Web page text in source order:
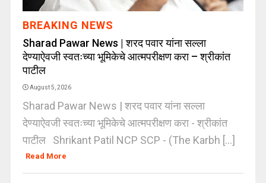
BREAKING NEWS
Sharad Pawar News | शरद पवार यांना सल्ला
देण्याऐवजी स्वतःच्या भूमिकेचे आत्मपरीक्षण करा – श्रीकांत
पाटील
August 5, 2026
Sharad Pawar News | शरद पवार यांना सल्ला
देण्याऐवजी स्वतःच्या भूमिकेचे आत्मपरीक्षण करा - श्रीकांत
पाटील Shrikant Patil NCP SCP - (The Karbh [...]
Read More